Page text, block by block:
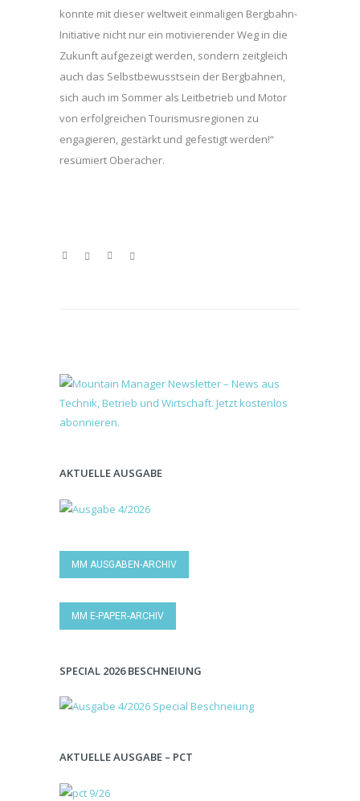
konnte mit dieser weltweit einmaligen Bergbahn-
Initiative nicht nur ein motivierender Weg in die
Zukunft aufgezeigt werden, sondern zeitgleich
auch das Selbstbewusstsein der Bergbahnen,
sich auch im Sommer als Leitbetrieb und Motor
von erfolgreichen Tourismusregionen zu
engagieren, gestärkt und gefestigt werden!“
resümiert Oberacher.
AKTUELLE AUSGABE
MM AUSGABEN-ARCHIV
MM E-PAPER-ARCHIV
SPECIAL 2026 BESCHNEIUNG
AKTUELLE AUSGABE – PCT